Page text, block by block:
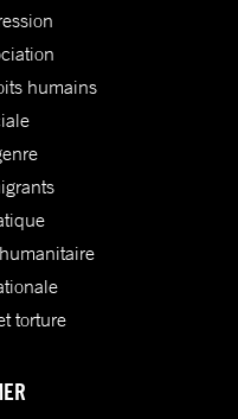
humains
torture